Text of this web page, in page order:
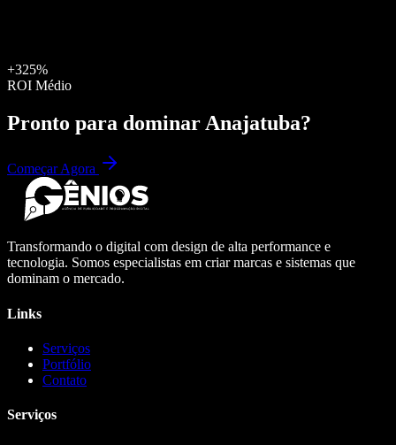
+325%
ROI Médio
Pronto para dominar Anajatuba?
Começar Agora
Transformando o digital com design de alta performance e
tecnologia. Somos especialistas em criar marcas e sistemas que
dominam o mercado.
Links
Serviços
Portfólio
Contato
Serviços